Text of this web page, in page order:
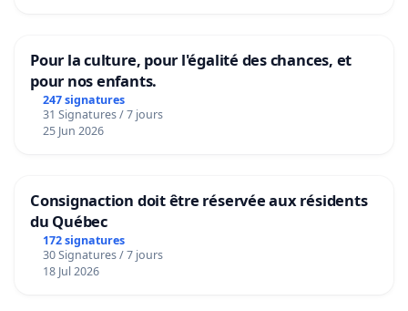
Pour la culture, pour l'égalité des chances, et
pour nos enfants.
247 signatures
31 Signatures / 7 jours
25 Jun 2026
Consignaction doit être réservée aux résidents
du Québec
172 signatures
30 Signatures / 7 jours
18 Jul 2026